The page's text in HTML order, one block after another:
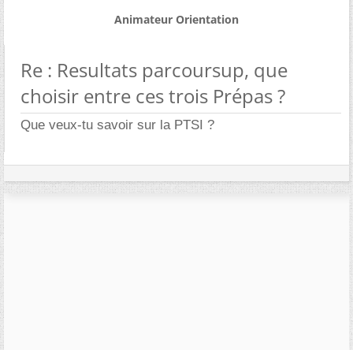
Animateur Orientation
Re : Resultats parcoursup, que
choisir entre ces trois Prépas ?
Que veux-tu savoir sur la PTSI ?